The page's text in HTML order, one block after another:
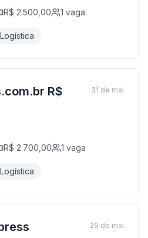
R$ 2.500,00 1 vaga
Logística
R$
R$ 2.700,00 1 vaga
Logística
31 de mai
29 de mai